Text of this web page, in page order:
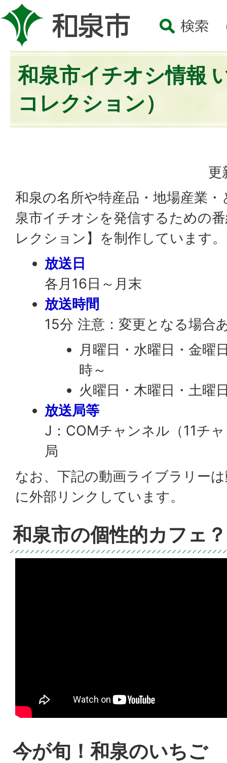
和泉市イチオシ情報
コレクション）
更
和泉の名所や特産品・地場産業
泉市イチオシを発信するための
レクション】を制作しています。
放送日
各月16日～月末
放送時間
15分 注意：変更となる場合
月曜日・水曜日・金曜
時～
火曜日・木曜日・土曜
放送局等
J：COMチャンネル（11チ
局
なお、下記の動画ライブラリー
に外部リンクしています。
和泉市の個性的カフェ
今が旬！和泉のいちご